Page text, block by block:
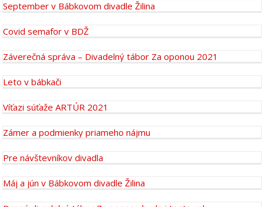
September v Bábkovom divadle Žilina
Covid semafor v BDŽ
Záverečná správa – Divadelný tábor Za oponou 2021
Leto v bábkači
Víťazi súťaže ARTÚR 2021
Zámer a podmienky priameho nájmu
Pre návštevníkov divadla
Máj a jún v Bábkovom divadle Žilina